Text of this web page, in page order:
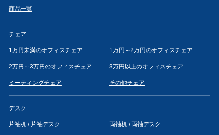
商品一覧
チェア
1万円未満のオフィスチェア 1万円～2万円のオフィスチェア
2万円～3万円のオフィスチェア 3万円以上のオフィスチェア
ミーティングチェア その他チェア
デスク
片袖机 / 片袖デスク 両袖机 / 両袖デスク